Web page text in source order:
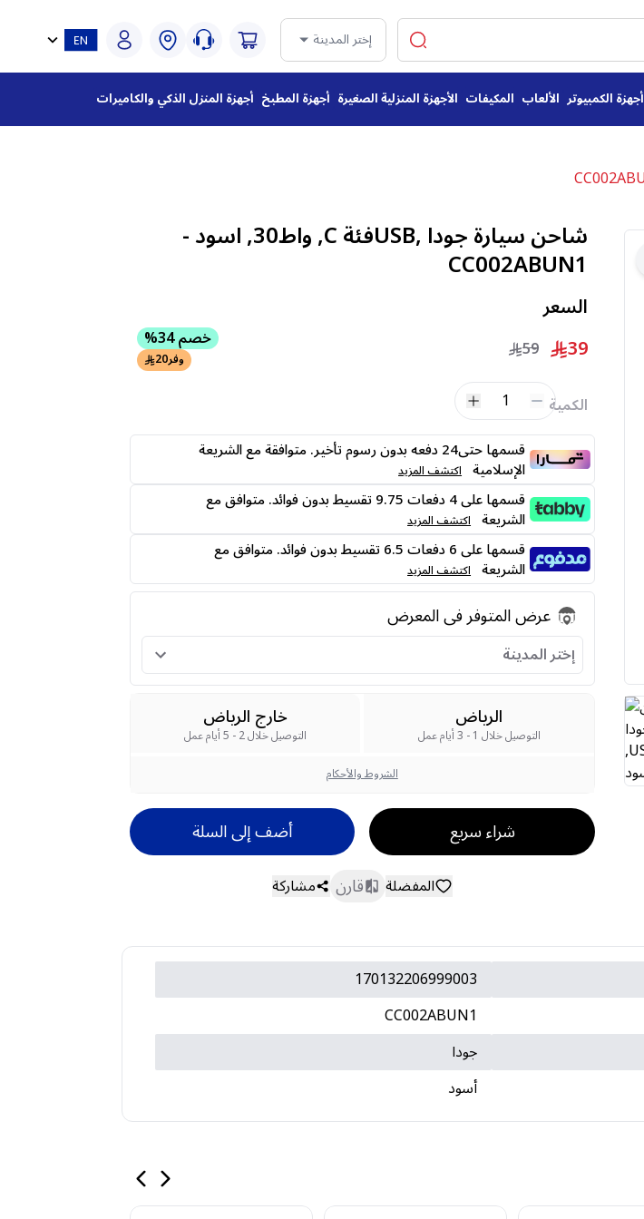
إختر المدينة
أجهزة الكمبيوتر الألعاب المكيفات الأجهزة المنزلية الصغيرة أجهزة المطبخ أجهزة المنزل الذكي والكاميرات
شاحن سيارة جودا ,USBفئة C, واط30, اسود -
CC002ABUN1
السعر
39
59 خصم 34%
وفر20
الكمية 1
قسمها حتى24 دفعه بدون رسوم تأخير. متوافقة مع الشريعة
الإسلامية اكتشف المزيد
قسمها على 4 دفعات 9.75 تقسيط بدون فوائد. متوافق مع
الشريعة اكتشف المزيد
قسمها على 6 دفعات 6.5 تقسيط بدون فوائد. متوافق مع
الشريعة اكتشف المزيد
عرض المتوفر فى المعرض
إختر المدينة
الرياض
التوصيل خلال 1 - 3 أيام عمل
خارج الرياض
التوصيل خلال 2 - 5 أيام عمل
الشروط والأحكام
شراء سريع أضف إلى السلة
المفضلة قارن مشاركة
170132206999003
CC002ABUN1
جودا
أسود